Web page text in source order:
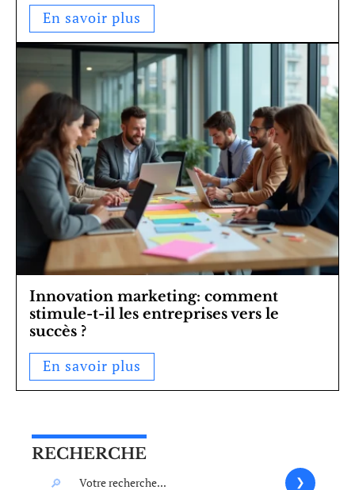
En savoir plus
Innovation marketing: comment
stimule-t-il les entreprises vers le
succès ?
En savoir plus
RECHERCHE